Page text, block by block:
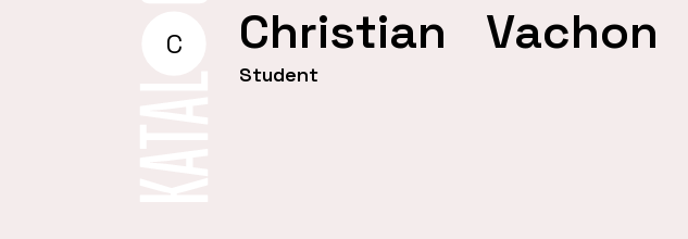
C Christian Vachon
Student